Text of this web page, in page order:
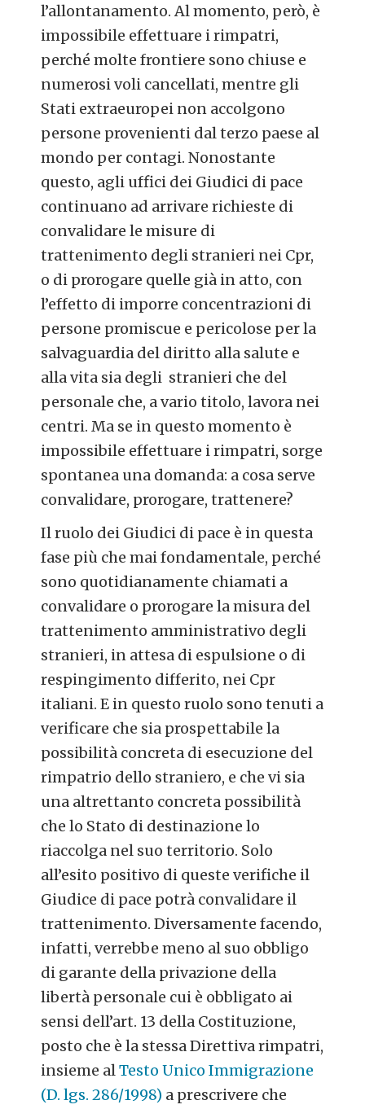
l’allontanamento. Al momento, però, è
impossibile effettuare i rimpatri,
perché molte frontiere sono chiuse e
numerosi voli cancellati, mentre gli
Stati extraeuropei non accolgono
persone provenienti dal terzo paese al
mondo per contagi. Nonostante
questo, agli uffici dei Giudici di pace
continuano ad arrivare richieste di
convalidare le misure di
trattenimento degli stranieri nei Cpr,
o di prorogare quelle già in atto, con
l’effetto di imporre concentrazioni di
persone promiscue e pericolose per la
salvaguardia del diritto alla salute e
alla vita sia degli stranieri che del
personale che, a vario titolo, lavora nei
centri. Ma se in questo momento è
impossibile effettuare i rimpatri, sorge
spontanea una domanda: a cosa serve
convalidare, prorogare, trattenere?
Il ruolo dei Giudici di pace è in questa
fase più che mai fondamentale, perché
sono quotidianamente chiamati a
convalidare o prorogare la misura del
trattenimento amministrativo degli
stranieri, in attesa di espulsione o di
respingimento differito, nei Cpr
italiani. E in questo ruolo sono tenuti a
verificare che sia prospettabile la
possibilità concreta di esecuzione del
rimpatrio dello straniero, e che vi sia
una altrettanto concreta possibilità
che lo Stato di destinazione lo
riaccolga nel suo territorio. Solo
all’esito positivo di queste verifiche il
Giudice di pace potrà convalidare il
trattenimento. Diversamente facendo,
infatti, verrebbe meno al suo obbligo
di garante della privazione della
libertà personale cui è obbligato ai
sensi dell’art. 13 della Costituzione,
posto che è la stessa Direttiva rimpatri,
insieme alTesto Unico Immigrazione
(D. lgs. 286/1998) a prescrivere che